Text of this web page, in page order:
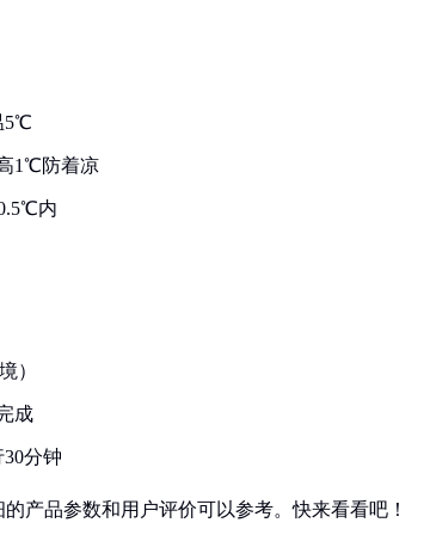
5℃
1℃防着凉
内
）
成
分钟
产品参数和用户评价可以参考。快来看看吧！